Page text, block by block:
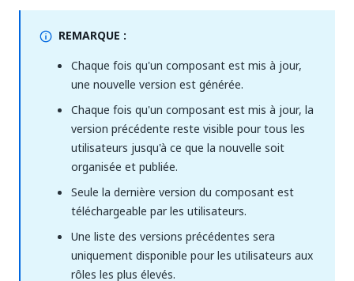
REMARQUE :
Chaque fois qu'un composant est mis à jour,
une nouvelle version est générée.
Chaque fois qu'un composant est mis à jour, la
version précédente reste visible pour tous les
utilisateurs jusqu'à ce que la nouvelle soit
organisée et publiée.
Seule la dernière version du composant est
téléchargeable par les utilisateurs.
Une liste des versions précédentes sera
uniquement disponible pour les utilisateurs aux
rôles les plus élevés.